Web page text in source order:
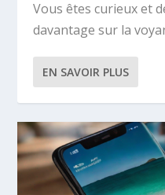
Vous êtes curieux et
davantage sur la
EN SAVOIR PLUS